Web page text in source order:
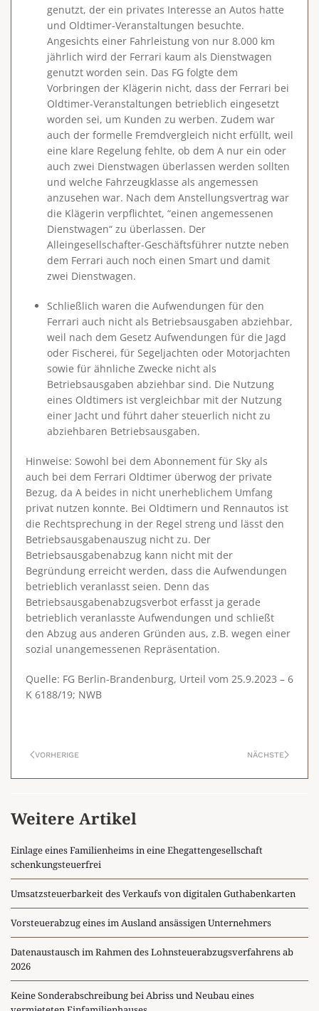
genutzt, der ein privates Interesse an Autos hatte
und Oldtimer-Veranstaltungen besuchte.
Angesichts einer Fahrleistung von nur 8.000 km
jährlich wird der Ferrari kaum als Dienstwagen
genutzt worden sein. Das FG folgte dem
Vorbringen der Klägerin nicht, dass der Ferrari bei
Oldtimer-Veranstaltungen betrieblich eingesetzt
worden sei, um Kunden zu werben. Zudem war
auch der formelle Fremdvergleich nicht erfüllt, weil
eine klare Regelung fehlte, ob dem A nur ein oder
auch zwei Dienstwagen überlassen werden sollten
und welche Fahrzeugklasse als angemessen
anzusehen war. Nach dem Anstellungsvertrag war
die Klägerin verpflichtet, “einen angemessenen
Dienstwagen“ zu überlassen. Der
Alleingesellschafter-Geschäftsführer nutzte neben
dem Ferrari auch noch einen Smart und damit
zwei Dienstwagen.
Schließlich waren die Aufwendungen für den
Ferrari auch nicht als Betriebsausgaben abziehbar,
weil nach dem Gesetz Aufwendungen für die Jagd
oder Fischerei, für Segeljachten oder Motorjachten
sowie für ähnliche Zwecke nicht als
Betriebsausgaben abziehbar sind. Die Nutzung
eines Oldtimers ist vergleichbar mit der Nutzung
einer Jacht und führt daher steuerlich nicht zu
abziehbaren Betriebsausgaben.
Hinweise: Sowohl bei dem Abonnement für Sky als
auch bei dem Ferrari Oldtimer überwog der private
Bezug, da A beides in nicht unerheblichem Umfang
privat nutzen konnte. Bei Oldtimern und Rennautos ist
die Rechtsprechung in der Regel streng und lässt den
Betriebsausgabenauszug nicht zu. Der
Betriebsausgabenabzug kann nicht mit der
Begründung erreicht werden, dass die Aufwendungen
betrieblich veranlasst seien. Denn das
Betriebsausgabenabzugsverbot erfasst ja gerade
betrieblich veranlasste Aufwendungen und schließt
den Abzug aus anderen Gründen aus, z.B. wegen einer
sozial unangemessenen Repräsentation.
Quelle: FG Berlin-Brandenburg, Urteil vom 25.9.2023 – 6
K 6188/19; NWB
VORHERIGE NÄCHSTE
Weitere Artikel
Einlage eines Familienheims in eine Ehegattengesellschaft
schenkungsteuerfrei
Umsatzsteuerbarkeit des Verkaufs von digitalen Guthabenkarten
Vorsteuerabzug eines im Ausland ansässigen Unternehmers
Datenaustausch im Rahmen des Lohnsteuerabzugsverfahrens ab
2026
Keine Sonderabschreibung bei Abriss und Neubau eines